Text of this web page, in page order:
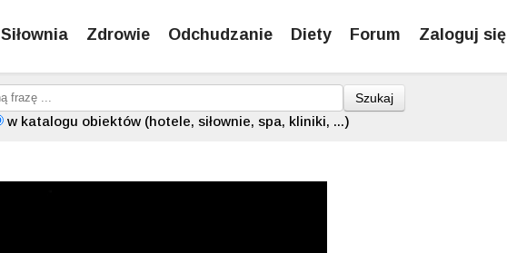
Siłownia Zdrowie Odchudzanie Diety Forum Zaloguj się
Szukaj
w katalogu obiektów (hotele, siłownie, spa, kliniki, ...)